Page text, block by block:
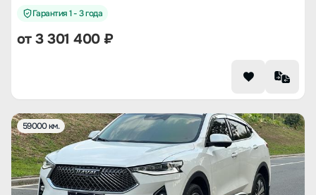
Гарантия 1 - 3 года
от3 301 400₽
59000 км.